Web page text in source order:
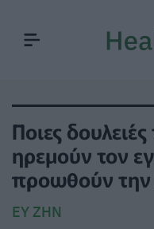
Ποιες
ηρεμούν τον
προωθούν την
ΕΥ ΖΗΝ